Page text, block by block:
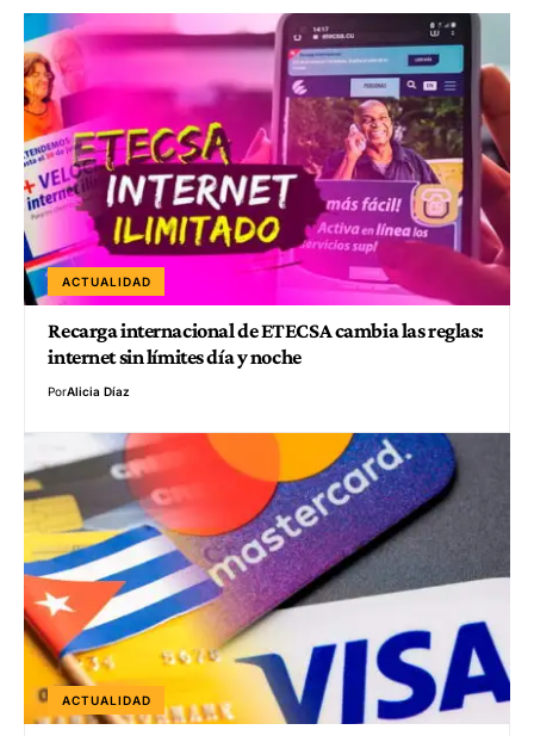
ACTUALIDAD
Recarga internacional de ETECSA cambia las reglas:
internet sin límites día y noche
PorAlicia Díaz
ACTUALIDAD